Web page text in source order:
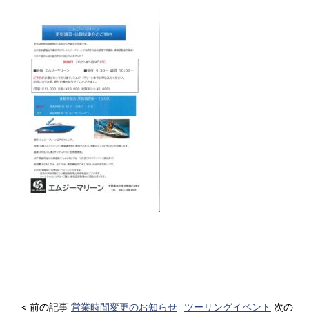
< 前の記事 営業時間変更のお知らせ ツーリングイベント 次の